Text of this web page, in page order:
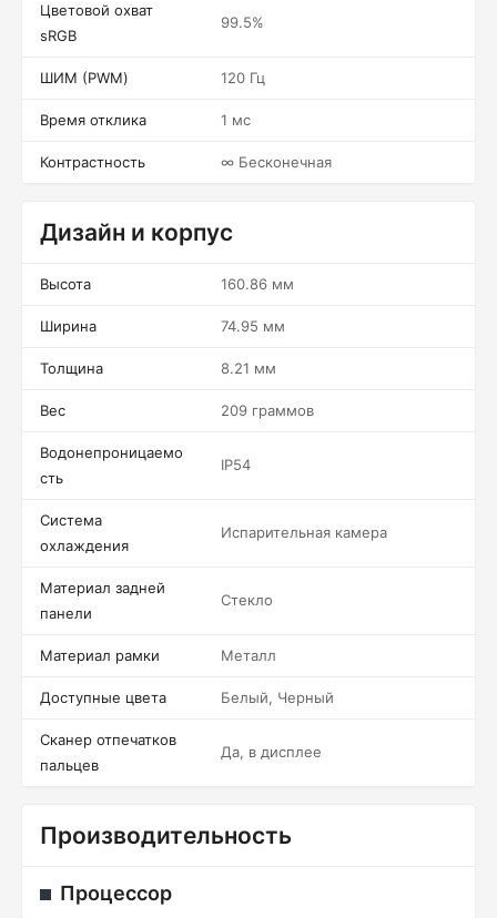
Цветовой охват
sRGB
99.5%
ШИМ (PWM) 120 Гц
Время отклика 1 мс
Контрастность ∞ Бесконечная
Дизайн и корпус
Высота 160.86 мм
Ширина 74.95 мм
Толщина 8.21 мм
Вес 209 граммов
Водонепроницаемо
сть
IP54
Система
охлаждения
Испарительная камера
Материал задней
панели
Стекло
Материал рамки Металл
Доступные цвета Белый, Черный
Сканер отпечатков
пальцев
Да, в дисплее
Производительность
Процессор